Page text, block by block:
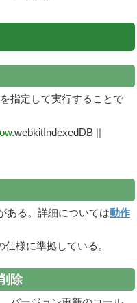
指定して実行することで
.webkitIndexedDB ||
ある。詳細については動作
様に準拠している。
除